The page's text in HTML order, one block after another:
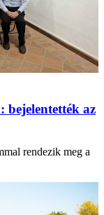
az
rendezik meg a